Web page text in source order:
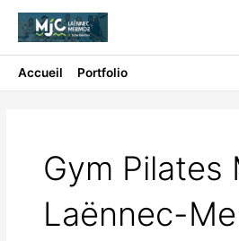
Accueil Portfolio
Gym Pilates
Laënnec-